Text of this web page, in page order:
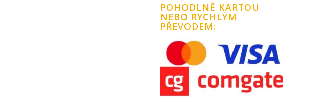
POHODLNĚ KARTOU
NEBO RYCHLÝM
PŘEVODEM: